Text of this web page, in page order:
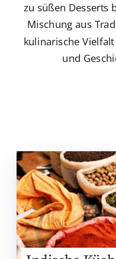
zu süßen Desserts
Mischung aus
kulinarische
und